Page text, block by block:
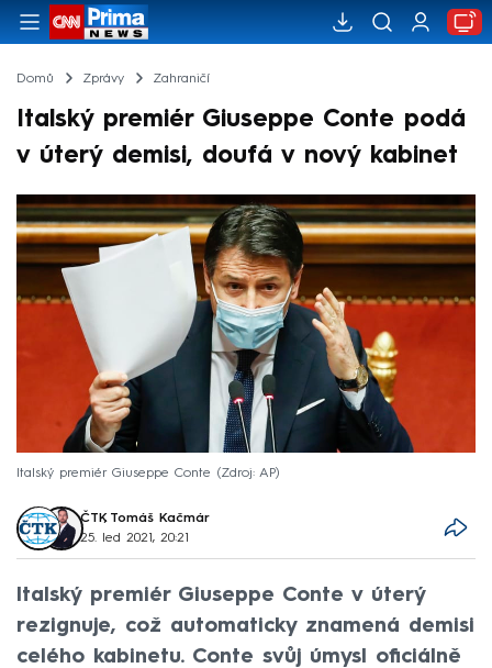
Domů Zprávy Zahraničí
Italský premiér Giuseppe Conte podá
v úterý demisi, doufá v nový kabinet
Italský premiér Giuseppe Conte Zdroj: AP
ČTK, Tomáš Kačmár
25. led 2021, 20:21
Italský premiér Giuseppe Conte v úterý
rezignuje, což automaticky znamená demisi
celého kabinetu. Conte svůj úmysl oficiálně